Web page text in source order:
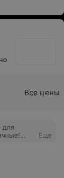
Все цены
для
Еще